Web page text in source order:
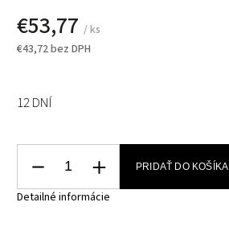
€53,77 / ks
€43,72 bez DPH
12 DNÍ
PRIDAŤ DO KOŠÍKA
Detailné informácie